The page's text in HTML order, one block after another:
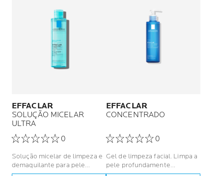
EFFACLAR
SOLUÇÃO MICELAR
ULTRA
0
Solução micelar de limpeza e
demaquilante para pele
oleosa e sensível
EFFACLAR
CONCENTRADO
0
Gel de limpeza facial. Limpa a
pele profundamente
reduzindo a oleosidade e